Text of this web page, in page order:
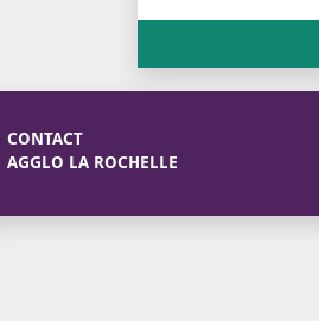
CONTACT
AGGLO LA ROCHELLE